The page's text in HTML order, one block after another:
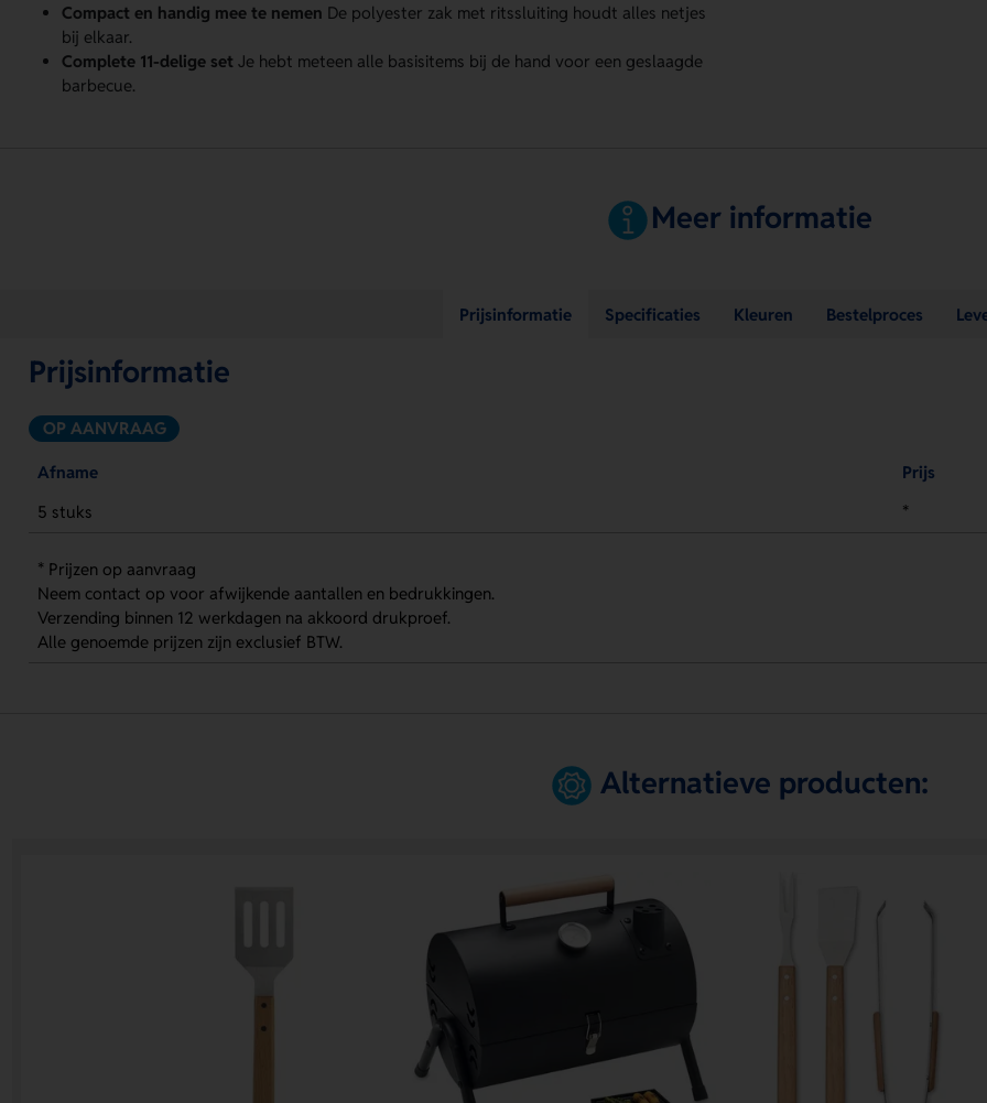
Compact en handig mee te nemen De polyester zak met ritssluiting houdt alles netjes
bij elkaar.
Complete 11-delige set Je hebt meteen alle basisitems bij de hand voor een geslaagde
barbecue.
Meer informatie
Prijsinformatie Specificaties Kleuren Bestelproces
Prijsinformatie
OP AANVRAAG
Afname
Prijs
5 stuks
*
* Prijzen op aanvraag
Neem contact op voor afwijkende aantallen en bedrukkingen.
Verzending binnen 12 werkdagen na akkoord drukproef.
Alle genoemde prijzen zijn exclusief BTW.
Alternatieve producten: